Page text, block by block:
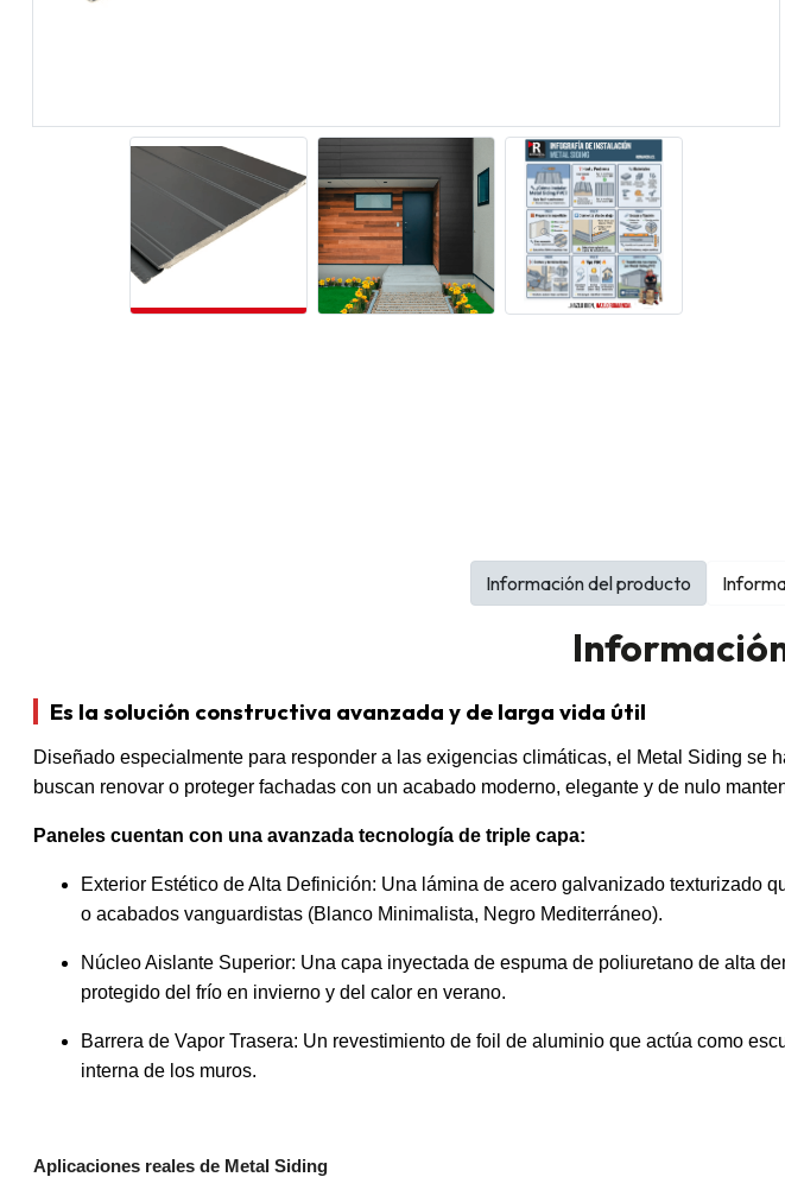
Es la solución constructiva avanzada y de larga vida útil
Diseñado especialmente para responder a las exigencias climáticas, el Metal Siding
buscan renovar o proteger fachadas con un acabado moderno, elegante y de nulo
Paneles cuentan con una avanzada tecnología de triple capa:
Exterior Estético de Alta Definición: Una lámina de acero galvanizado texturizado
o acabados vanguardistas (Blanco Minimalista, Negro Mediterráneo).
Núcleo Aislante Superior: Una capa inyectada de espuma de poliuretano de alta
protegido del frío en invierno y del calor en verano.
Barrera de Vapor Trasera: Un revestimiento de foil de aluminio que actúa como
interna de los muros.
Aplicaciones reales de Metal Siding
Información del producto